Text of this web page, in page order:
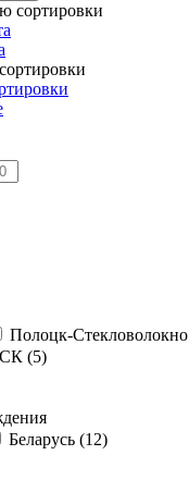
сортировки
Полоцк-Стекловолокно
(5)
Беларусь (12)